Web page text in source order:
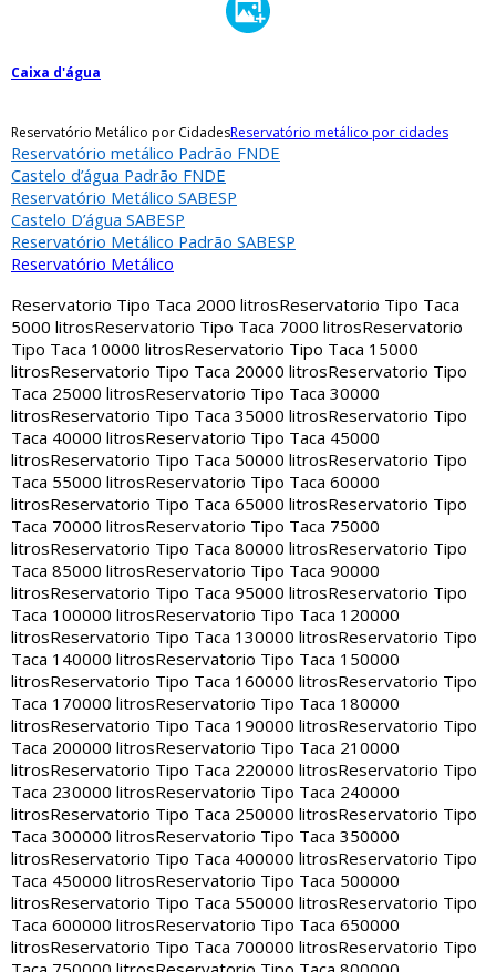
Caixa d'água
Reservatório Metálico por CidadesReservatório metálico por cidades
Reservatório metálico Padrão FNDE
Castelo d’água Padrão FNDE
Reservatório Metálico SABESP
Castelo D’água SABESP
Reservatório Metálico Padrão SABESP
Reservatório Metálico
Reservatorio Tipo Taca 2000 litrosReservatorio Tipo Taca
5000 litrosReservatorio Tipo Taca 7000 litrosReservatorio
Tipo Taca 10000 litrosReservatorio Tipo Taca 15000
litrosReservatorio Tipo Taca 20000 litrosReservatorio Tipo
Taca 25000 litrosReservatorio Tipo Taca 30000
litrosReservatorio Tipo Taca 35000 litrosReservatorio Tipo
Taca 40000 litrosReservatorio Tipo Taca 45000
litrosReservatorio Tipo Taca 50000 litrosReservatorio Tipo
Taca 55000 litrosReservatorio Tipo Taca 60000
litrosReservatorio Tipo Taca 65000 litrosReservatorio Tipo
Taca 70000 litrosReservatorio Tipo Taca 75000
litrosReservatorio Tipo Taca 80000 litrosReservatorio Tipo
Taca 85000 litrosReservatorio Tipo Taca 90000
litrosReservatorio Tipo Taca 95000 litrosReservatorio Tipo
Taca 100000 litrosReservatorio Tipo Taca 120000
litrosReservatorio Tipo Taca 130000 litrosReservatorio Tipo
Taca 140000 litrosReservatorio Tipo Taca 150000
litrosReservatorio Tipo Taca 160000 litrosReservatorio Tipo
Taca 170000 litrosReservatorio Tipo Taca 180000
litrosReservatorio Tipo Taca 190000 litrosReservatorio Tipo
Taca 200000 litrosReservatorio Tipo Taca 210000
litrosReservatorio Tipo Taca 220000 litrosReservatorio Tipo
Taca 230000 litrosReservatorio Tipo Taca 240000
litrosReservatorio Tipo Taca 250000 litrosReservatorio Tipo
Taca 300000 litrosReservatorio Tipo Taca 350000
litrosReservatorio Tipo Taca 400000 litrosReservatorio Tipo
Taca 450000 litrosReservatorio Tipo Taca 500000
litrosReservatorio Tipo Taca 550000 litrosReservatorio Tipo
Taca 600000 litrosReservatorio Tipo Taca 650000
litrosReservatorio Tipo Taca 700000 litrosReservatorio Tipo